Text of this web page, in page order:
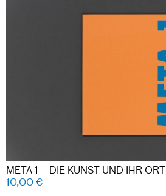
META 1 – DIE KUNST UND IHR ORT
10,00€